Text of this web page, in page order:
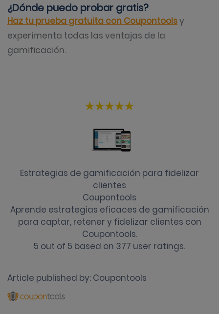
¿Dónde puedo probar gratis?
Haz tu prueba gratuita con Coupontoolsy
experimenta todas las ventajas de la
gamificación.
Estrategias de gamificación para fidelizar
clientes
Coupontools
Aprende estrategias eficaces de gamificación
para captar, retener y fidelizar clientes con
Coupontools.
5 out of 5 based on 377 user ratings.
Article published by: Coupontools